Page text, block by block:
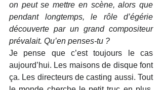
on peut se mettre en scène, alors que
pendant longtemps, le rôle d’égérie
découverte par un grand compositeur
prévalait. Qu’en penses-tu ?
Je pense que c’est toujours le cas
aujourd’hui. Les maisons de disque font
ça. Les directeurs de casting aussi. Tout